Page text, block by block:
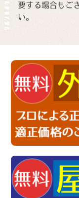
要する場合もご
い。